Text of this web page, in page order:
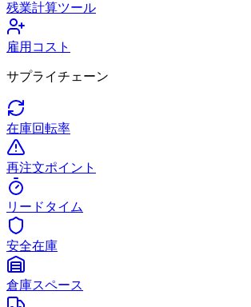
残業計算ツール
雇用コスト
サプライチェーン
在庫回転率
再注文ポイント
リードタイム
安全在庫
倉庫スペース